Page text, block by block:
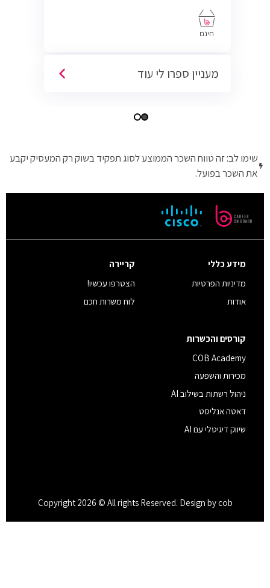
חינם
מעניין ספרו לי עוד
שימו לב: זה טווח השכר הממוצע לסוג תפקיד בשוק רק המעסיק יקבע
את השכר בפועל.
מידע כללי
מדיניות הפרטיות
אודות
קריירה
הצטרפו עכשיו!
לוח משרות חכם
קורסים והכשרות
COB Academy
מכירות והשפעה
ניהול רשתות בשילוב AI
דאטה אנליסט
שיווק דיגיטלי עם AI
Copyright 2026 © All rights Reserved. Design by cob